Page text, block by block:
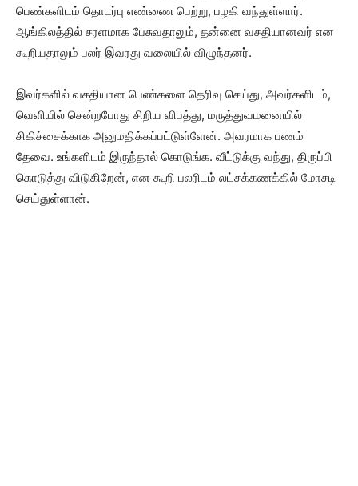
பெண்களிடம் தொடர்பு எண்ணை பெற்று, பழகி வந்துள்ளார்.
ஆங்கிலத்தில் சரளமாக பேசுவதாலும், தன்னை வசதியானவர் என
கூறியதாலும் பலர் இவரது வலையில் விழுந்தனர்.
இவர்களில் வசதியான பெண்களை தெரிவு செய்து, அவர்களிடம்,
வெளியில் சென்றபோது சிறிய விபத்து, மருத்துவமனையில்
சிகிச்சைக்காக அனுமதிக்கப்பட்டுள்ளேன். அவரமாக பணம்
தேவை. உங்களிடம் இருந்தால் கொடுங்க. வீட்டுக்கு வந்து, திருப்பி
கொடுத்து விடுகிறேன், என கூறி பலரிடம் லட்சக்கணக்கில் மோசடி
செய்துள்ளான்.